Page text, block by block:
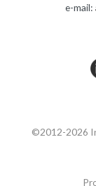
e-mail:
©2012-2026